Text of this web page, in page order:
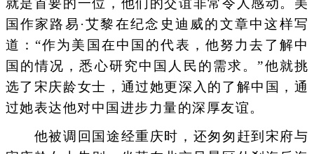
就是首要的一位，他们的交谊非常令人感动。美
国作家路易·艾黎在纪念史迪威的文章中这样写
道：“作为美国在中国的代表，他努力去了解中
国的情况，悉心研究中国人民的需求。”他就挑
选了宋庆龄女士，通过她更深入的了解中国，通
过她表达他对中国进步力量的深厚友谊。
他被调回国途经重庆时，还匆匆赶到宋府与